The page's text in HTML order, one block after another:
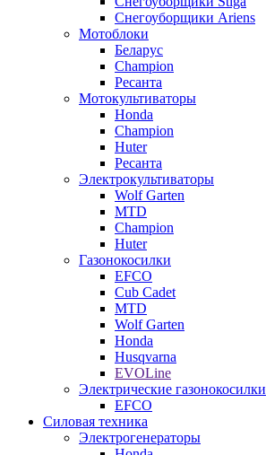
Снегоуборщики Ariens
Мотоблоки
Беларус
Champion
Ресанта
Мотокультиваторы
Honda
Champion
Huter
Ресанта
Электрокультиваторы
Wolf Garten
MTD
Champion
Huter
Газонокосилки
EFCO
Cub Cadet
MTD
Wolf Garten
Honda
Husqvarna
EVOLine
Электрические газонокосилки
EFCO
Силовая техника
Электрогенераторы